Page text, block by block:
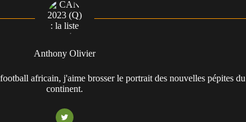
Anthony Olivier
africain, j'aime brosser le portrait des nouvelles pépites du
continent.